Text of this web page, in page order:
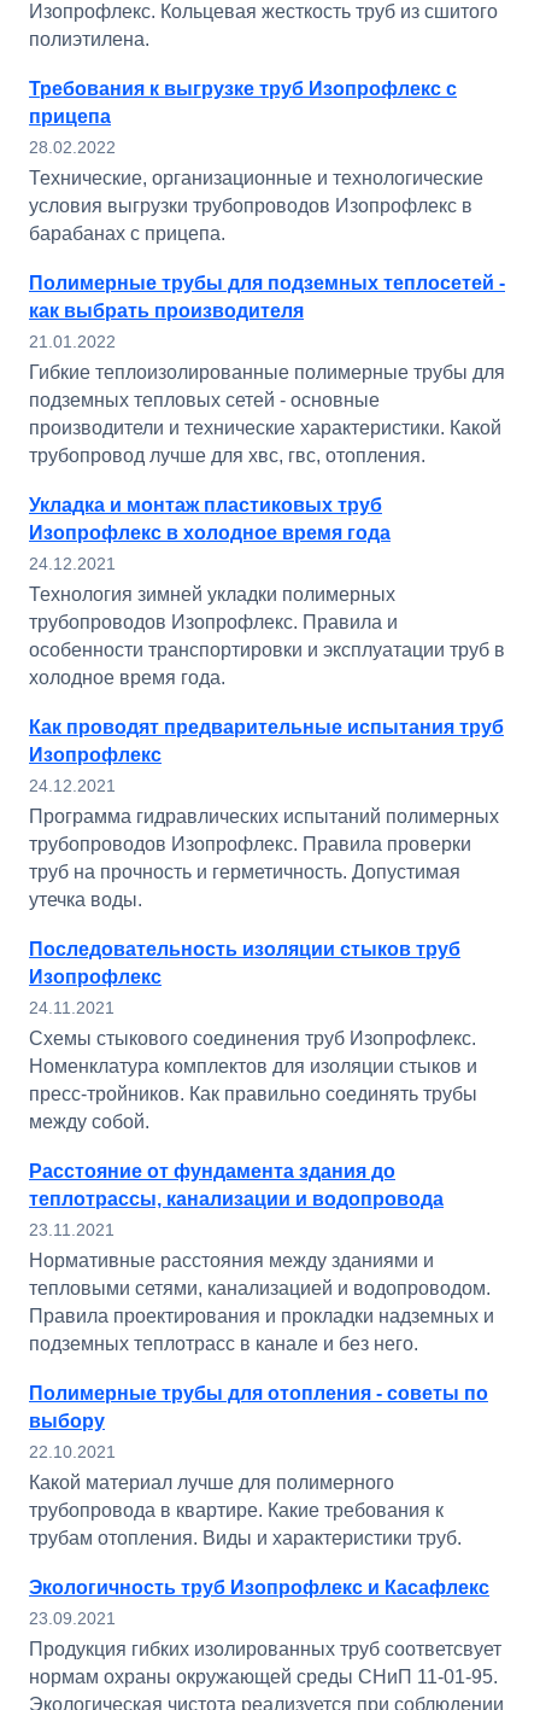
Изопрофлекс. Кольцевая жесткость труб из сшитого
полиэтилена.
Требования к выгрузке труб Изопрофлекс с
прицепа
28.02.2022
Технические, организационные и технологические
условия выгрузки трубопроводов Изопрофлекс в
барабанах с прицепа.
Полимерные трубы для подземных теплосетей -
как выбрать производителя
21.01.2022
Гибкие теплоизолированные полимерные трубы для
подземных тепловых сетей - основные
производители и технические характеристики. Какой
трубопровод лучше для хвс, гвс, отопления.
Укладка и монтаж пластиковых труб
Изопрофлекс в холодное время года
24.12.2021
Технология зимней укладки полимерных
трубопроводов Изопрофлекс. Правила и
особенности транспортировки и эксплуатации труб в
холодное время года.
Как проводят предварительные испытания труб
Изопрофлекс
24.12.2021
Программа гидравлических испытаний полимерных
трубопроводов Изопрофлекс. Правила проверки
труб на прочность и герметичность. Допустимая
утечка воды.
Последовательность изоляции стыков труб
Изопрофлекс
24.11.2021
Схемы стыкового соединения труб Изопрофлекс.
Номенклатура комплектов для изоляции стыков и
пресс-тройников. Как правильно соединять трубы
между собой.
Расстояние от фундамента здания до
теплотрассы, канализации и водопровода
23.11.2021
Нормативные расстояния между зданиями и
тепловыми сетями, канализацией и водопроводом.
Правила проектирования и прокладки надземных и
подземных теплотрасс в канале и без него.
Полимерные трубы для отопления - советы по
выбору
22.10.2021
Какой материал лучше для полимерного
трубопровода в квартире. Какие требования к
трубам отопления. Виды и характеристики труб.
Экологичность труб Изопрофлекс и Касафлекс
23.09.2021
Продукция гибких изолированных труб соответсвует
нормам охраны окружающей среды СНиП 11-01-95.
Экологическая чистота реализуется при соблюдении